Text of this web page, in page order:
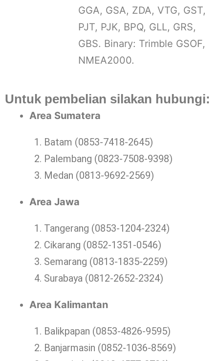
GGA, GSA, ZDA, VTG, GST,
PJT, PJK, BPQ, GLL, GRS,
GBS. Binary: Trimble GSOF,
NMEA2000.
Untuk pembelian silakan hubungi:
Area Sumatera
Batam (0853-7418-2645)
Palembang (0823-7508-9398)
Medan (0813-9692-2569)
Area Jawa
Tangerang (0853-1204-2324)
Cikarang (0852-1351-0546)
Semarang (0813-1835-2259)
Surabaya (0812-2652-2324)
Area Kalimantan
Balikpapan (0853-4826-9595)
Banjarmasin (0852-1036-8569)